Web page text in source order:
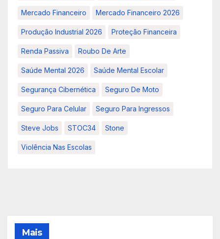
Mercado Financeiro Mercado Financeiro 2026
Produção Industrial 2026 Proteção Financeira
Renda Passiva Roubo De Arte
Saúde Mental 2026 Saúde Mental Escolar
Segurança Cibernética Seguro De Moto
Seguro Para Celular Seguro Para Ingressos
Steve Jobs STOC34 Stone
Violência Nas Escolas
Mais